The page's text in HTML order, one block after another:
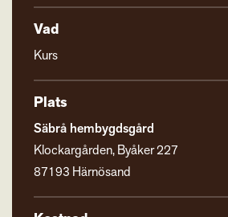
Vad
Kurs
Plats
Säbrå hembygdsgård
Klockargården, Byåker 227
87193 Härnösand